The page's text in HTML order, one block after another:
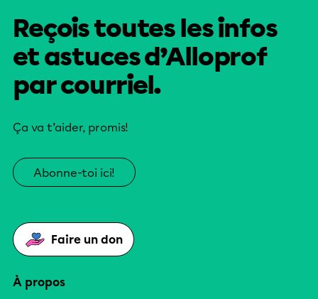
Reçois toutes les infos
et astuces d’Alloprof
par courriel.
Ça va t’aider, promis!
Abonne-toi ici!
Faire un don
À propos